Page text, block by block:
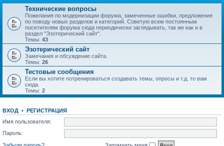
Технические вопросы
Пожелания по модернизации форума, замеченные ошибки, предложения
по поводу новых разделов и категорий. Советую всем постоянным
посетителям форума сюда периодически заглядывать, так же как и в
раздел "Эзотерический сайт".
Темы: 43
Эзотерический сайт
Замечания и обсуждение сайта.
Темы: 26
Тестовые сообщения
Если вы хотите потренироваться создавать темы, опросы и т.д. то вам
сюда.
Темы: 2
ВХОД • РЕГИСТРАЦИЯ
Имя пользователя:
Пароль: